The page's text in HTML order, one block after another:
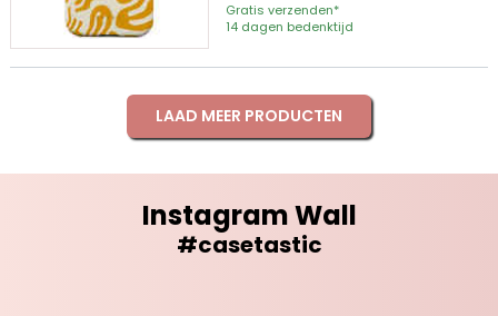
Gratis verzenden*
14 dagen bedenktijd
LAAD MEER PRODUCTEN
Instagram Wall
#casetastic